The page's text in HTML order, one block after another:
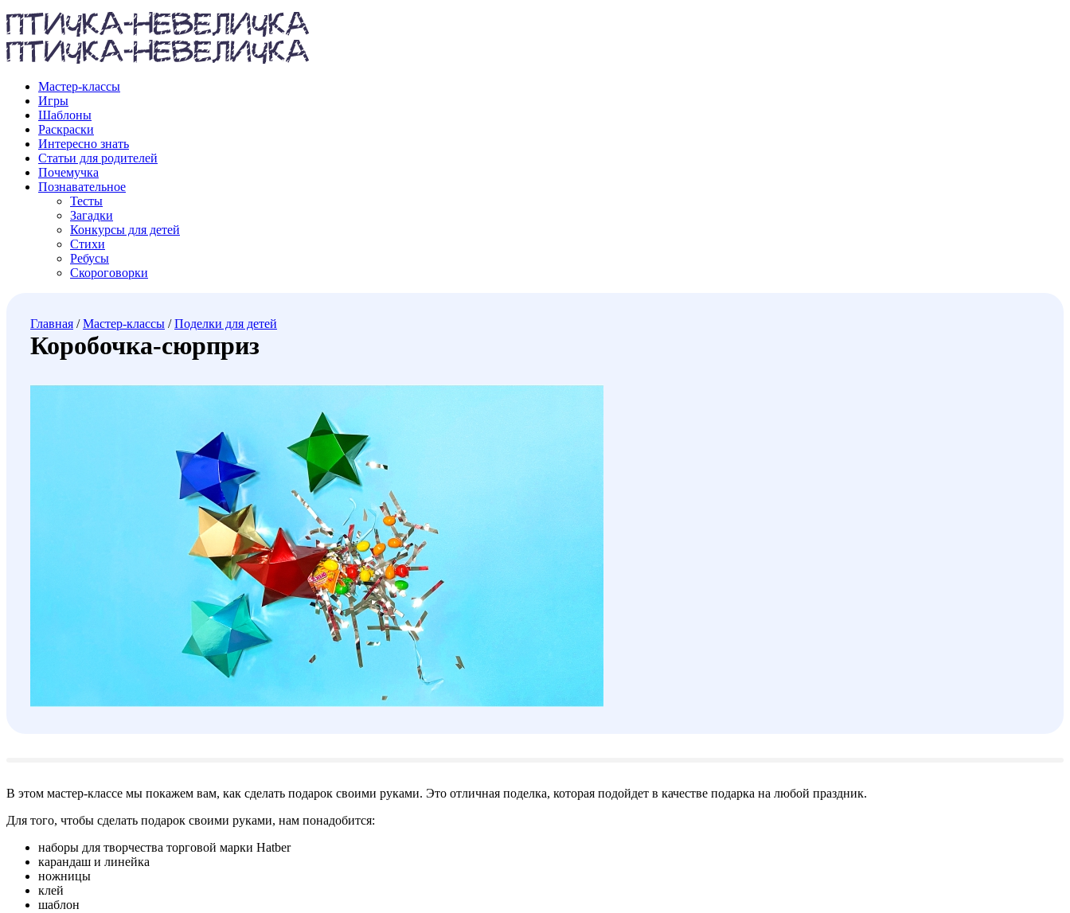
Мастер-классы
Игры
Шаблоны
Раскраски
Интересно знать
Статьи для родителей
Почемучка
Познавательное
Тесты
Загадки
Конкурсы для детей
Стихи
Ребусы
Скороговорки
Главная /Мастер-классы /Поделки для детей
Коробочка-сюрприз
В этом мастер-классе мы покажем вам, как сделать подарок своими руками. Это отличная поделка, которая подойдет в качестве подарка на любой праздник.
Для того, чтобы сделать подарок своими руками, нам понадобится:
наборы для творчества торговой марки Hatber
карандаш и линейка
ножницы
клей
шаблон